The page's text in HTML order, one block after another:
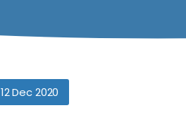
12 Dec 2020